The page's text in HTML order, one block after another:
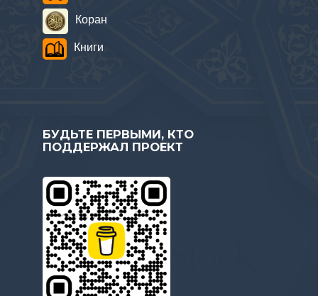
Коран
Книги
БУДЬТЕ ПЕРВЫМИ, КТО
ПОДДЕРЖАЛ ПРОЕКТ